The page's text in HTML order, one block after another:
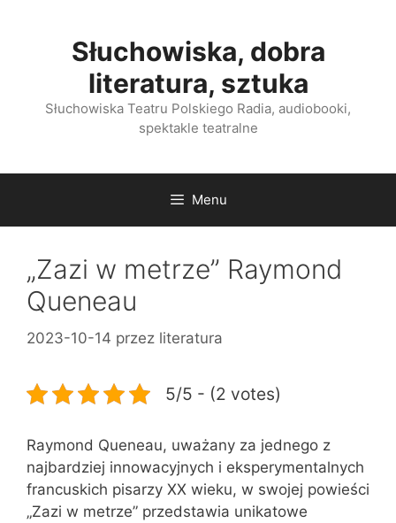
Słuchowiska, dobra
literatura, sztuka
Słuchowiska Teatru Polskiego Radia, audiobooki,
spektakle teatralne
Menu
„Zazi w metrze” Raymond
Queneau
2023-10-14 przez literatura
5/5 - (2 votes)
Raymond Queneau, uważany za jednego z
najbardziej innowacyjnych i eksperymentalnych
francuskich pisarzy XX wieku, w swojej powieści
„Zazi w metrze” przedstawia unikatowe